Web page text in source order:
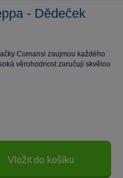
- Dědeček
Comansi zaujmou každého
věrohodnost zaručují skvělou
Vložit do košíku